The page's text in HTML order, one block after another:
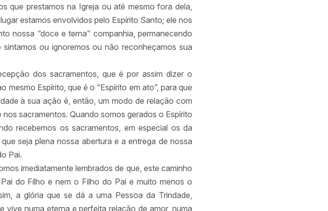
que prestamos na Igreja ou até mesmo fora dela,
estamos envolvidos pelo Espírito Santo; ele nos
nossa “doce e terna” companhia, permanecendo
ou ignoremos ou não reconheçamos sua
dos sacramentos, que é por assim dizer o
mesmo Espírito, que é o “Espírito em ato”, para que
à sua ação é, então, um modo de relação com
sacramentos. Quando somos gerados o Espírito
recebemos os sacramentos, em especial os da
seja plena nossa abertura e a entrega de nossa
Pai.
imediatamente lembrados de que, este caminho
do Filho e nem o Filho do Pai e muito menos o
a glória que se dá a uma Pessoa da Trindade,
numa eterna e perfeita relação de amor, numa